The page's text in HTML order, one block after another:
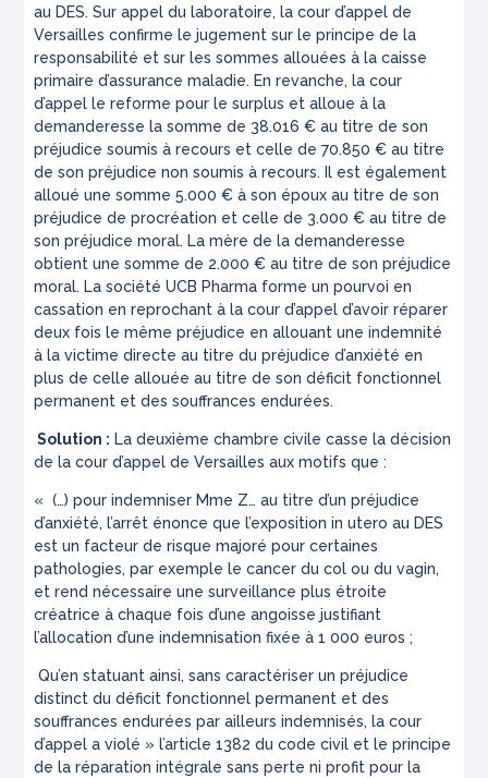
au DES. Sur appel du laboratoire, la cour d’appel de
Versailles confirme le jugement sur le principe de la
responsabilité et sur les sommes allouées à la caisse
primaire d’assurance maladie. En revanche, la cour
d’appel le reforme pour le surplus et alloue à la
demanderesse la somme de 38.016 € au titre de son
préjudice soumis à recours et celle de 70.850 € au titre
de son préjudice non soumis à recours. Il est également
alloué une somme 5.000 € à son époux au titre de son
préjudice de procréation et celle de 3.000 € au titre de
son préjudice moral. La mère de la demanderesse
obtient une somme de 2.000 € au titre de son préjudice
moral. La société UCB Pharma forme un pourvoi en
cassation en reprochant à la cour d’appel d’avoir réparer
deux fois le même préjudice en allouant une indemnité
à la victime directe au titre du préjudice d’anxiété en
plus de celle allouée au titre de son déficit fonctionnel
permanent et des souffrances endurées.
Solution : La deuxième chambre civile casse la décision
de la cour d’appel de Versailles aux motifs que :
« (…)pour indemniser Mme Z… au titre d’un préjudice
d’anxiété, l’arrêt énonce que l’exposition in utero au DES
est un facteur de risque majoré pour certaines
pathologies, par exemple le cancer du col ou du vagin,
et rend nécessaire une surveillance plus étroite
créatrice à chaque fois d’une angoisse justifiant
l’allocation d’une indemnisation fixée à 1 000 euros ;
Qu’en statuant ainsi, sans caractériser un préjudice
distinct du déficit fonctionnel permanent et des
souffrances endurées par ailleurs indemnisés, la cour
d’appel a violé » l’article 1382 du code civil et le principe
de la réparation intégrale sans perte ni profit pour la